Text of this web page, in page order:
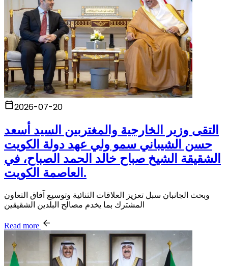
2026-07-20
التقى وزير الخارجية والمغتربين السيد أسعد
حسن الشيباني سمو ولي عهد دولة الكويت
الشقيقة الشيخ صباح خالد الحمد الصباح، في
العاصمة الكويت.
وبحث الجانبان سبل تعزيز العلاقات الثنائية وتوسيع آفاق التعاون
المشترك بما يخدم مصالح البلدين الشقيقين
Read more